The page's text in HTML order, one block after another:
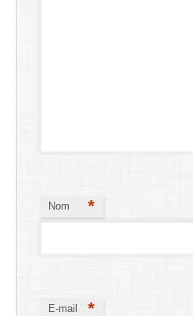
Nom *
E-mail *